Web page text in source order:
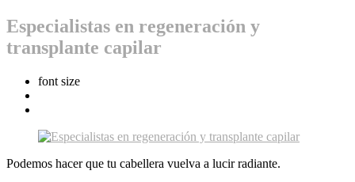
Especialistas en regeneración y
transplante capilar
font size
Podemos hacer que tu cabellera vuelva a lucir radiante.